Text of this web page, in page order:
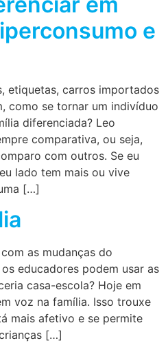
e
etiquetas, carros importados
como se tornar um indivíduo
diferenciada? Leo
comparativa, ou seja,
com outros. Se eu
lado tem mais ou vive
[…]
as mudanças do
educadores podem usar as
casa-escola? Hoje em
voz na família. Isso trouxe
mais afetivo e se permite
[…]